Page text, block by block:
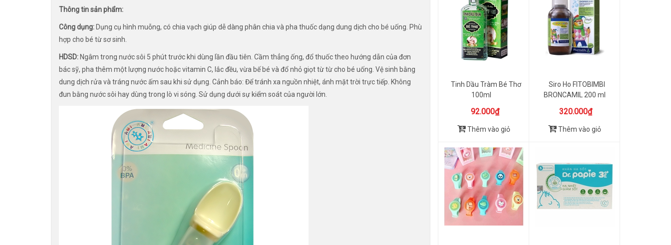
Thông tin sản phẩm:
Công dụng:Dụng cụ hình muỗng, có chia vạch giúp dễ dàng phân chia và pha thuốc dạng dung dịch cho bé uống. Phù
hợp cho bé từ sơ sinh.
HDSD:Ngâm trong nước sôi 5 phút trước khi dùng lần đầu tiên. Cầm thẳng ống, đổ thuốc theo hướng dẫn của đơn
bác sỹ, pha thêm một lượng nước hoặc vitamin C, lắc đều, vừa bế bé và đổ nhỏ giọt từ từ cho bé uống. Vệ sinh bằng
dung dịch rửa và tráng nước ấm sau khi sử dụng. Cảnh báo: Để tránh xa nguồn nhiệt, ánh mặt trời trực tiếp. Không
đun bằng nước sôi hay dùng trong lò vi sóng. Sử dụng dưới sự kiểm soát của người lớn.
Tinh Dầu Tràm Bé Thơ
100ml
92.000₫
Thêm vào giỏ
Siro Ho FITOBIMBI
BRONCAMIL 200 ml
320.000₫
Thêm vào giỏ